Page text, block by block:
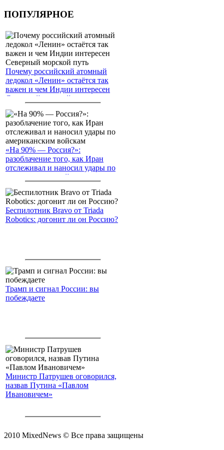
ПОПУЛЯРНОЕ
Почему российский атомный
ледокол «Ленин» остаётся так
важен и чем Индии интересен
Северный морской путь
«На 90% — Россия?»:
разоблачение того, как Иран
отслеживал и наносил удары по
американским войскам
Беспилотник Bravo от Triada
Robotics: догонит ли он Россию?
Трамп и сигнал России: вы
побеждаете
Министр Патрушев оговорился,
назвав Путина «Павлом
Ивановичем»
2010 MixedNews © Все права защищены